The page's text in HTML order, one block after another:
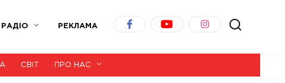
РАДІО РЕКЛАМА
СВІТ ПРО НАС